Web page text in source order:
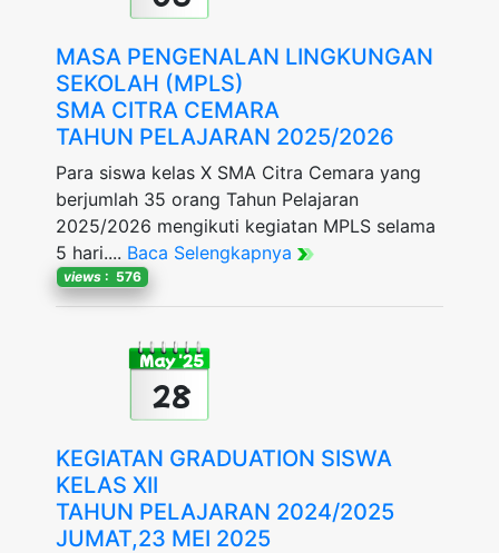
MASA PENGENALAN LINGKUNGAN
SEKOLAH (MPLS)
SMA CITRA CEMARA
TAHUN PELAJARAN 2025/2026
Para siswa kelas X SMA Citra Cemara yang
berjumlah 35 orang Tahun Pelajaran
2025/2026 mengikuti kegiatan MPLS selama
5 hari.... Baca Selengkapnya
views : 576
May '25
28
KEGIATAN GRADUATION SISWA
KELAS XII
TAHUN PELAJARAN 2024/2025
JUMAT,23 MEI 2025